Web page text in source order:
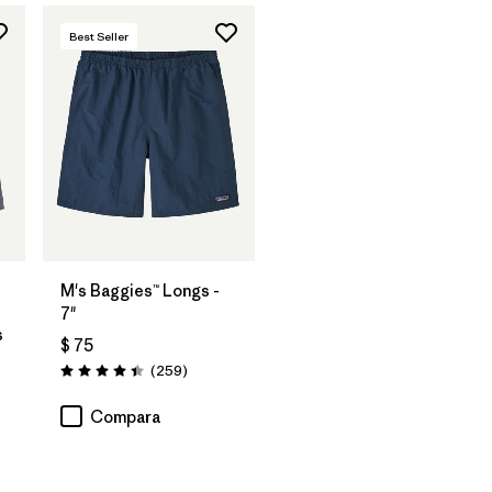
Best Seller
M's Baggies™ Longs -
7"
$ 75
Valoración: 4.4 / 5
(259Comentarios
)
Compara